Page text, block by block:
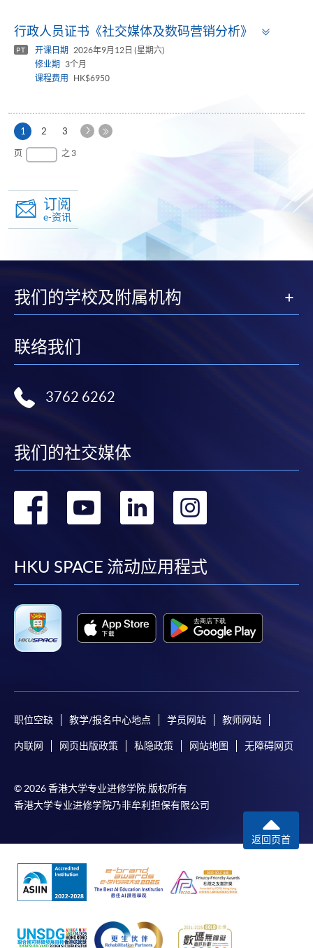
行政人员证书《社交媒体及数码营销分析》
PT 开课日期
2026年9月12日 (星期六)
修业期
3个月
课程费用
HK$6950
1
本
页
2 3
下
页 之 3
订阅
e-资讯
我们的学校及附属机构
联络我们
3762 6262
我们的社交媒体
转
facebook
转
youtube
转
linkedin
HKU SPACE 流动应用程式
职位空缺 教学/报名中心地点 学员网站 教师网站
内联网 网页出版政策 私隐政策 网站地图 无障碍网页
© 2026 香港大学专业进修学院 版权所有
香港大学专业进修学院乃非牟利担保有限公司
返回页首